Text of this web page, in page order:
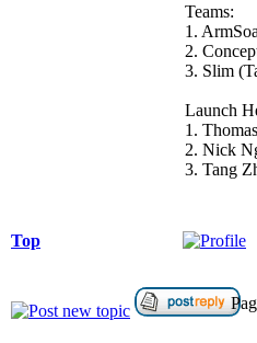
Teams:
1.
2.
3. Slim
Launch
1.
2. Nick
3. Tang
Top